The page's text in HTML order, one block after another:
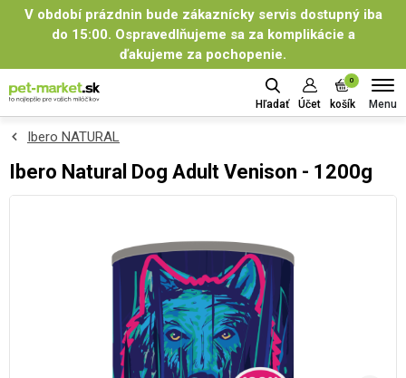
V období prázdnin bude zákaznícky servis dostupný iba
do 15:00. Ospravedlňujeme sa za komplikácie a
ďakujeme za pochopenie.
Hľadať Účet
0
košík Menu
Ibero NATURAL
Ibero Natural Dog Adult Venison - 1200g